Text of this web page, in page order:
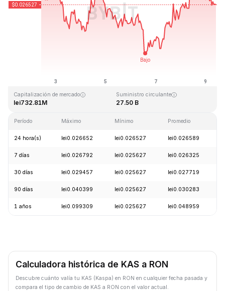
Capitalización de mercado
lei732.81M
Suministro circulante
27.50 B
Período Máximo Mínimo Promedio
24 hora(s) lei0.026652 lei0.026527 lei0.026589
7 días lei0.026792 lei0.025627 lei0.026325
30 días lei0.029457 lei0.025627 lei0.027719
90 días lei0.040399 lei0.025627 lei0.030283
1 años lei0.099309 lei0.025627 lei0.048959
Calculadora histórica de KAS a RON
Descubre cuánto valía tu KAS (Kaspa) en RON en cualquier fecha pasada y
compara el tipo de cambio de KAS a RON con el valor actual.